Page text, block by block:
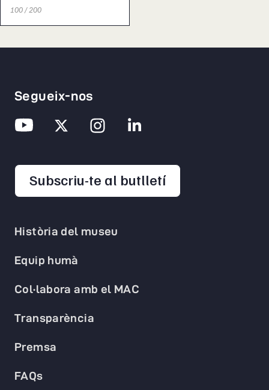
100 / 200
Història del museu
Equip humà
Col·labora amb el MAC
Transparència
Premsa
FAQs
Segueix-nos
Subscriu-te al butlletíopens in a new